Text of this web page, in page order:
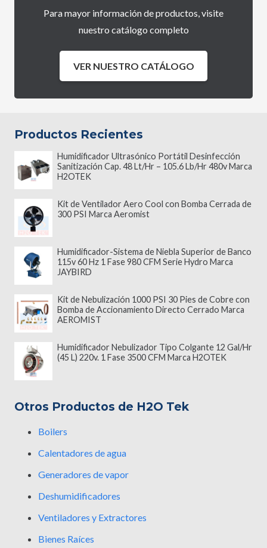
Para mayor información de productos, visite
nuestro catálogo completo
VER NUESTRO CATÁLOGO
Productos Recientes
Humidificador Ultrasónico Portátil Desinfección
Sanitización Cap. 48 Lt/Hr – 105.6 Lb/Hr 480v Marca
H2OTEK
Kit de Ventilador Aero Cool con Bomba Cerrada de
300 PSI Marca Aeromist
Humidificador-Sistema de Niebla Superior de Banco
115v 60 Hz 1 Fase 980 CFM Serie Hydro Marca
JAYBIRD
Kit de Nebulización 1000 PSI 30 Pies de Cobre con
Bomba de Accionamiento Directo Cerrado Marca
AEROMIST
Humidificador Nebulizador Tipo Colgante 12 Gal/Hr
(45 L) 220v. 1 Fase 3500 CFM Marca H2OTEK
Otros Productos de H2O Tek
Boilers
Calentadores de agua
Generadores de vapor
Deshumidificadores
Ventiladores y Extractores
Bienes Raíces